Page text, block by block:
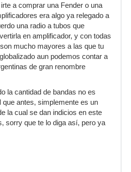
a comprar una Fender o una
era algo ya relegado a
una radio a tubos que
en amplificador, y con todas
mucho mayores a las que tu
aun podemos contar a
de gran renombre
la cantidad de bandas no es
que antes, simplemente es un
la cual se dan indicios en este
sorry que te lo diga así, pero ya